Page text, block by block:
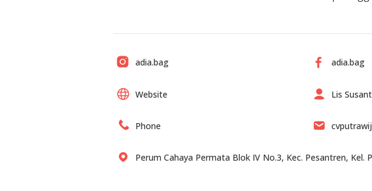
adia.bag adia.bag
Website Lis
Phone
Perum Cahaya Permata Blok IV No.3, Kec. Pesantren, Kel.